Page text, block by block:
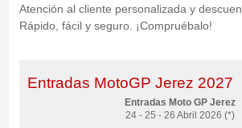
Atención al cliente personalizada y
Rápido, fácil y seguro. ¡Compruébalo!
Entradas MotoGP Jerez 2027
Entradas Moto GP Jerez
24 - 25 - 26 Abril 2026 (*)